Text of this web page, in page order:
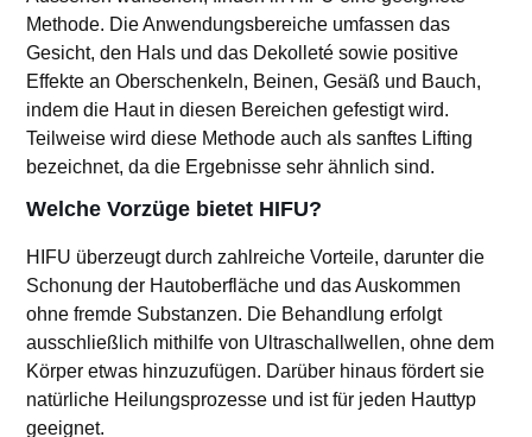
Methode. Die Anwendungsbereiche umfassen das
Gesicht, den Hals und das Dekolleté sowie positive
Effekte an Oberschenkeln, Beinen, Gesäß und Bauch,
indem die Haut in diesen Bereichen gefestigt wird.
Teilweise wird diese Methode auch als sanftes Lifting
bezeichnet, da die Ergebnisse sehr ähnlich sind.
Welche Vorzüge bietet HIFU?
HIFU überzeugt durch zahlreiche Vorteile, darunter die
Schonung der Hautoberfläche und das Auskommen
ohne fremde Substanzen. Die Behandlung erfolgt
ausschließlich mithilfe von Ultraschallwellen, ohne dem
Körper etwas hinzuzufügen. Darüber hinaus fördert sie
natürliche Heilungsprozesse und ist für jeden Hauttyp
geeignet.